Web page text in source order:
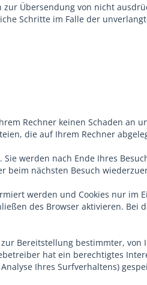
Übersendung von nicht
Schritte im Falle der
Rechner keinen Schaden an
die auf Ihrem Rechner
werden nach Ende Ihres
beim nächsten Besuch
werden und Cookies nur
des Browser aktivieren.
Bereitstellung bestimmter,
hat ein berechtigtes
Ihres Surfverhaltens)